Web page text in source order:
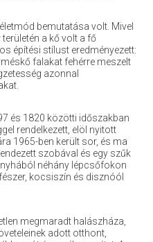
bemutatása volt. Mivel
a kő volt a fő
építési stílust eredményezett:
falakat fehérre meszelt
azonnal
és 1820 közötti időszakban
rendelkezett, elöl nyitott
1965-ben került sor, és ma
szobával és egy szűk
néhány lépcsőfokon
kocsiszín és disznóól
megmaradt halászháza,
adott otthont,